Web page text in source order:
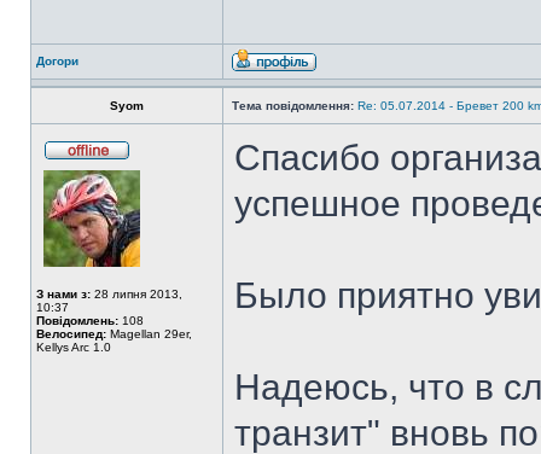
Догори
Syom Тема повідомлення: Re: 05.07.2014 - Бревет 200
З нами з: 28 липня 2013,
10:37
Повідомлень: 108
Велосипед: Magellan 29er,
Kellys Arc 1.0
Спасибо
успешное
Было приятно
Надеюсь, что в
транзит" вновь